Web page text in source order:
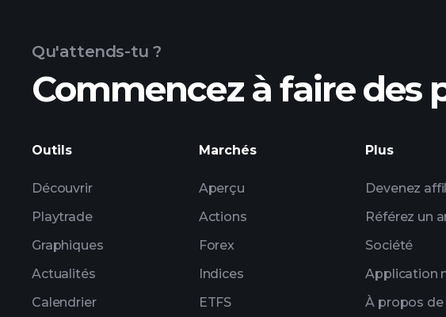
Qu'attends-tu ?
Commencez à faire des
Outils
Découvrir
Playtrade
Graphiques
Actualités
Calendrier
Marchés
Aperçu
Actions
Forex
Indices
ETFS
Plus
Devenez
Référez un
Société
Application
À propos